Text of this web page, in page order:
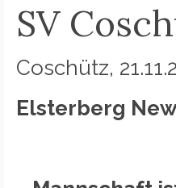
SV
Coschütz,
Elsterberg